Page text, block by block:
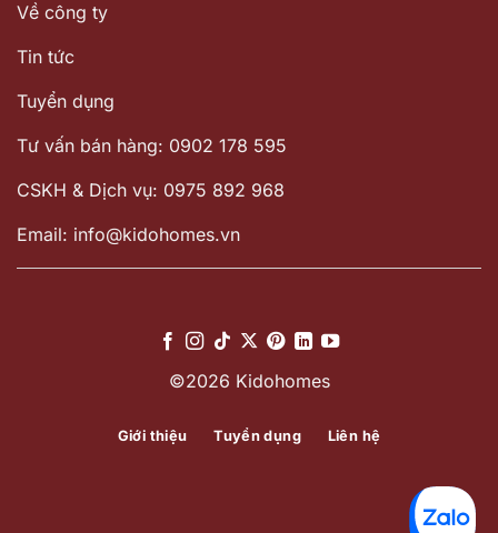
Về công ty
Tin tức
Tuyển dụng
Tư vấn bán hàng: 0902 178 595
CSKH & Dịch vụ: 0975 892 968
Email: info@kidohomes.vn
©2026 Kidohomes
Giới thiệu Tuyển dụng Liên hệ